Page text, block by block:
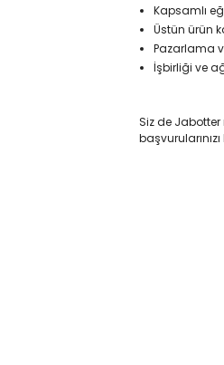
Kapsamlı
Üstün ürün
Pazarlama
İşbirliği ve
Siz de Jabotter